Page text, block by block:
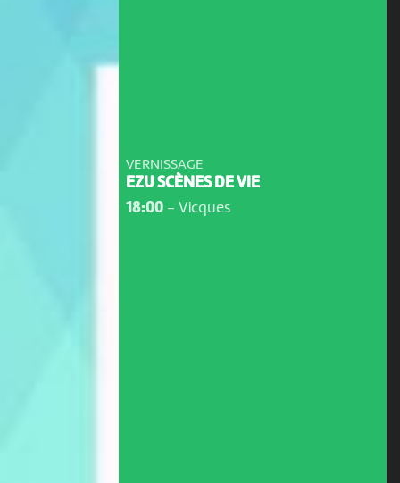
VERNISSAGE
EZU SCÈNES DE VIE
18:00- Vicques